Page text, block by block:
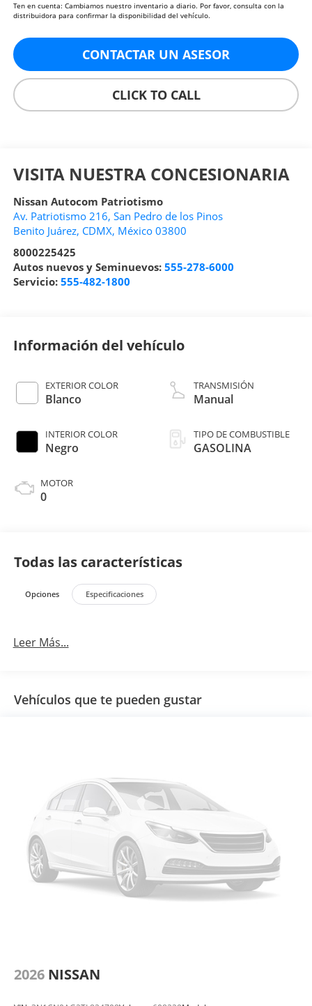
Ten en cuenta: Cambiamos nuestro inventario a diario. Por favor, consulta con la
distribuidora para confirmar la disponibilidad del vehículo.
CONTACTAR UN ASESOR
CLICK TO CALL
VISITA NUESTRA CONCESIONARIA
Nissan Autocom Patriotismo
Av. Patriotismo 216, San Pedro de los Pinos
Benito Juárez, CDMX, México 03800
8000225425
Autos nuevos y Seminuevos: 555-278-6000
Servicio: 555-482-1800
Información del vehículo
EXTERIOR COLOR
Blanco
INTERIOR COLOR
Negro
MOTOR
0
TRANSMISIÓN
Manual
TIPO DE COMBUSTIBLE
GASOLINA
Todas las características
Opciones Especificaciones
Leer Más...
Vehículos que te pueden gustar
2026 NISSAN